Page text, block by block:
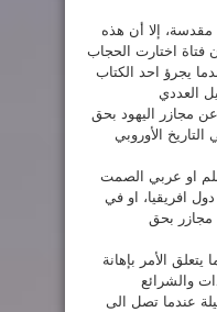
مقدسة، إلا أن هذه
فتاة اختارت الحجاب
يجرؤ احد الكتاب
العددي
مجازر اليهود بحق
الأوروبي
او عربي الصمت
افريقيا، او في
بحق
الأمر بإهانة
والشرائع
عندما تصل الى